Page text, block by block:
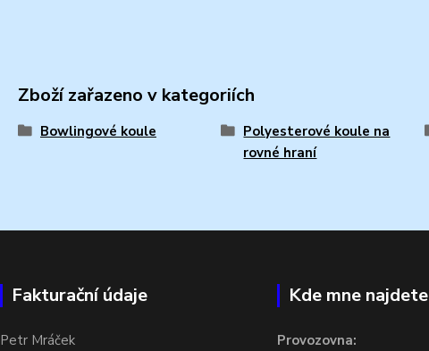
Zboží zařazeno v kategoriích
Bowlingové koule
Polyesterové koule na
rovné hraní
Fakturační údaje
Petr Mráček
Kde mne najdete
Provozovna: